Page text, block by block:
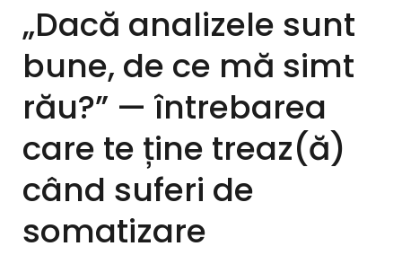
„Dacă analizele sunt
bune, de ce mă simt
rău?” — întrebarea
care te ține treaz(ă)
când suferi de
somatizare